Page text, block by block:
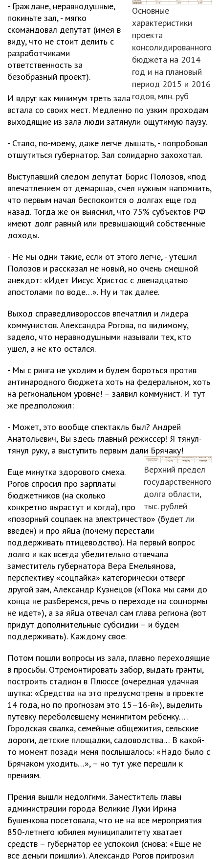
Основные
характеристики
проекта
консолидированного
бюджета на 2014
год и на плановый
период 2015 и 2016
годов, млн. руб
- Граждане, неравнодушные,
покиньте зал, - мягко
скомандовал депутат (имея в
виду, что не стоит делить с
разработчиками
ответственность за
безобразный проект).
И вдруг как минимум треть зала
встала со своих мест. Медленно по узким проходам
выходящие из зала люди затянули ощутимую паузу.
- Стало, по-моему, даже легче дышать, - попробовал
отшутиться губернатор. Зал солидарно захохотал.
Выступавший следом депутат Борис Полозов, «под
впечатлением от демарша», счел нужным напомнить,
что первым начал беспокоится о долгах еще год
назад. Тогда же он выяснил, что 75% субъектов РФ
имеют долг равный или превышающий собственные
доходы.
- Не мы одни такие, если от этого легче, - утешил
Полозов и рассказал не новый, но очень смешной
анекдот: «Идет Иисус Христос с двенадцатью
апостолами по воде…». Ну и так далее.
Выход справедливороссов впечатлил и лидера
коммунистов. Александра Рогова, по видимому,
задело, что неравнодушными называли тех, кто
ушел, а не кто остался.
- Мы с ринга не уходим и будем бороться против
антинародного бюджета хоть на федеральном, хоть
на региональном уровне! – заявил коммунист. И тут
же предположил:
- Может, это вообще спектакль был? Андрей
Анатольевич, Вы здесь главный режиссер! Я тянул-
тянул руку, а выступить первым дали Брячаку!
Верхний предел
государственного
долга области,
тыс. рублей
Еще минутка здорового смеха.
Рогов спросил про зарплаты
бюджетников (на сколько
конкретно вырастут и когда), про
«позорный соцпаек на электричество» (будет ли
введен) и про яйца (почему перестали
поддерживать птицеводство). На первый вопрос
долго и как всегда убедительно отвечала
заместитель губернатора Вера Емельянова,
перспективу «соцпайка» категорически отверг
другой зам, Александр Кузнецов («Пока мы сами до
конца не разберемся, речь о переходе на соцнормы
не идет»), а за яйца отвечал сам глава региона (вот
придут дополнительные субсидии – и будем
поддерживать). Каждому свое.
Потом пошли вопросы из зала, плавно переходящие
в просьбы. Отремонтировать забор, выдать гранты,
построить стадион в Плюссе (очередная удачная
шутка: «Средства на это предусмотрены в проекте
14 года, но по прогнозам это 15–16-й»), выделить
путевку переболевшему менингитом ребенку….
Городская свалка, семейные общежития, сельские
дороги, детские площадки, садоводства… В какой-
то момент позади меня послышалось: «Надо было с
Брячаком уходить…», – но тут уже перешли к
прениям.
Прения вышли недолгими. Заместитель главы
администрации города Великие Луки Ирина
Бушенкова посетовала, что не на все мероприятия
850-летнего юбилея муниципалитету хватает
средств – губернатор ее успокоил (снова: «Еще не
все деньги пришли»). Александр Рогов пригрозил